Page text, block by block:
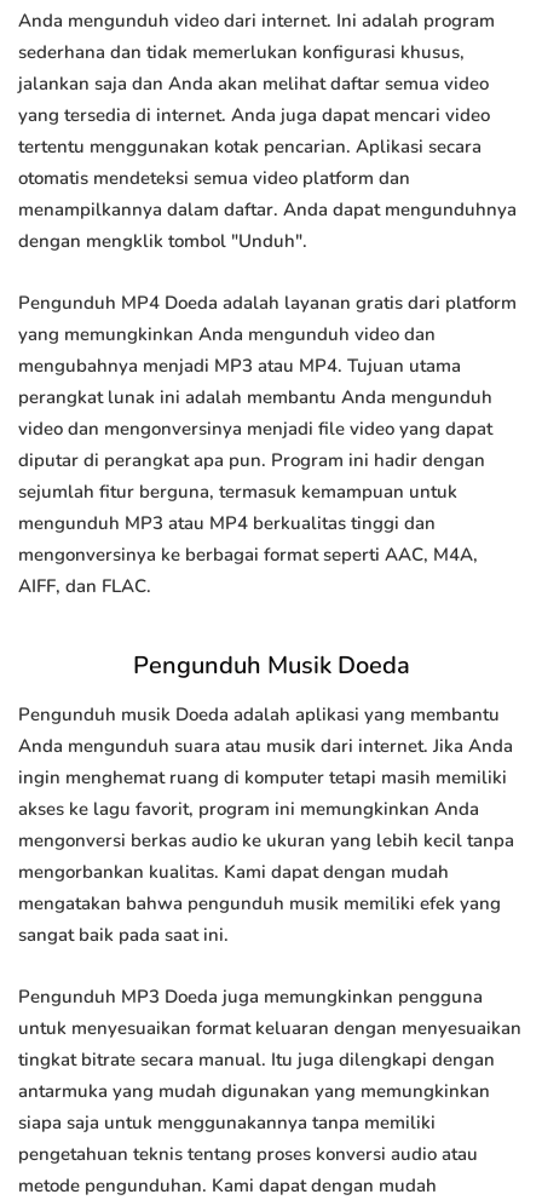
Anda mengunduh video dari internet. Ini adalah program
sederhana dan tidak memerlukan konfigurasi khusus,
jalankan saja dan Anda akan melihat daftar semua video
yang tersedia di internet. Anda juga dapat mencari video
tertentu menggunakan kotak pencarian. Aplikasi secara
otomatis mendeteksi semua video platform dan
menampilkannya dalam daftar. Anda dapat mengunduhnya
dengan mengklik tombol "Unduh".
Pengunduh MP4 Doeda adalah layanan gratis dari platform
yang memungkinkan Anda mengunduh video dan
mengubahnya menjadi MP3 atau MP4. Tujuan utama
perangkat lunak ini adalah membantu Anda mengunduh
video dan mengonversinya menjadi file video yang dapat
diputar di perangkat apa pun. Program ini hadir dengan
sejumlah fitur berguna, termasuk kemampuan untuk
mengunduh MP3 atau MP4 berkualitas tinggi dan
mengonversinya ke berbagai format seperti AAC, M4A,
AIFF, dan FLAC.
Pengunduh Musik Doeda
Pengunduh musik Doeda adalah aplikasi yang membantu
Anda mengunduh suara atau musik dari internet. Jika Anda
ingin menghemat ruang di komputer tetapi masih memiliki
akses ke lagu favorit, program ini memungkinkan Anda
mengonversi berkas audio ke ukuran yang lebih kecil tanpa
mengorbankan kualitas. Kami dapat dengan mudah
mengatakan bahwa pengunduh musik memiliki efek yang
sangat baik pada saat ini.
Pengunduh MP3 Doeda juga memungkinkan pengguna
untuk menyesuaikan format keluaran dengan menyesuaikan
tingkat bitrate secara manual. Itu juga dilengkapi dengan
antarmuka yang mudah digunakan yang memungkinkan
siapa saja untuk menggunakannya tanpa memiliki
pengetahuan teknis tentang proses konversi audio atau
metode pengunduhan. Kami dapat dengan mudah